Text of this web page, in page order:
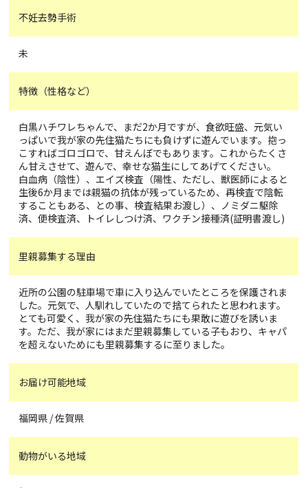
不妊去勢手術
未
特徴（性格など）
白黒ハチワレちゃんで、まだ2か月ですが、食欲旺盛、元気い
っぱいで我が家の先住猫たちにも負けずに遊んでいます。抱っ
こすればゴロゴロで、甘えんぼでもあります。これからたくさ
ん甘えさせて、遊んで、幸せな猫生にしてあげてください。
白血病（陰性）、エイズ検査（陽性、ただし、獣医師によると
生後6か月までは親猫の抗体が残っているため、再検査で陰転
することもある、との事、検査結果お渡し）、ノミダニ駆除
済、便検査済、トイレしつけ済、ワクチン接種済(証明書渡し)
里親募集する理由
近所の公園の駐車場で車に入り込んでいたところを保護されま
した。元気で、人馴れしていたので捨てられたと思われます。
とても可愛く、我が家の先住猫たちにも果敢に遊びを誘いま
す。ただ、我が家にはまだ里親募集している子もおり、キャパ
を超えないためにも里親募集するに至りました。
お届け可能地域
福岡県 / 佐賀県
動物がいる地域